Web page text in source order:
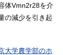
体Vmn2r28を介
の減少を引き起
大学農学部のホ